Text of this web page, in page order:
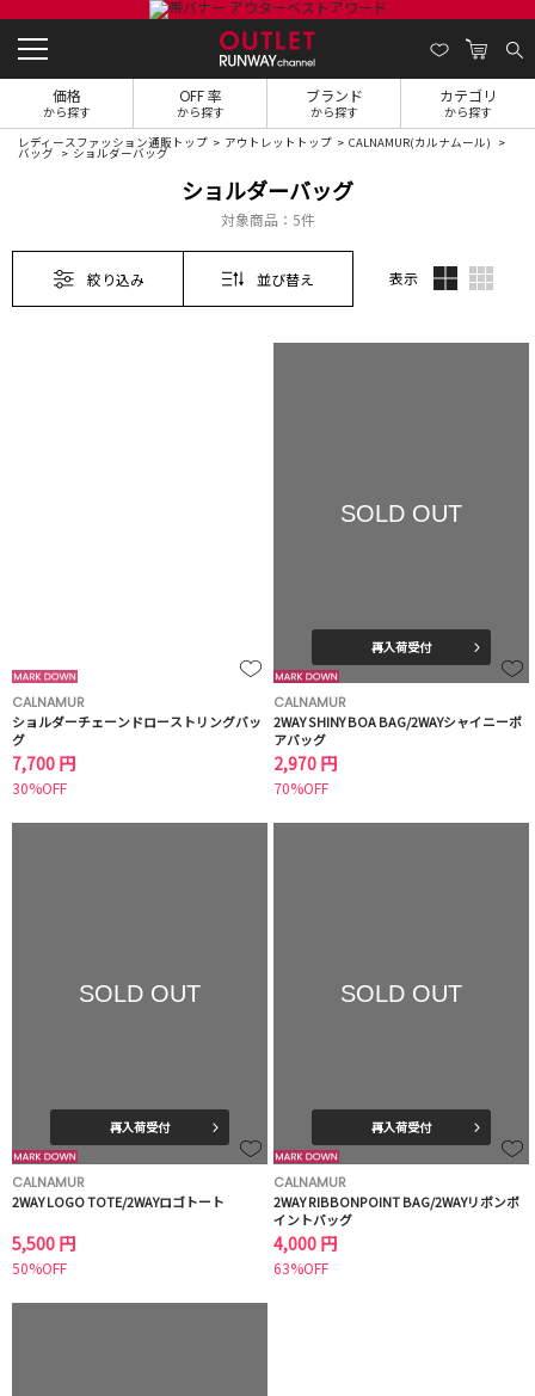
価格
から探す
OFF 率
から探す
ブランド
から探す
カテゴリ
から探す
レディースファッション通販トップ アウトレットトップ CALNAMUR(カルナムール)
バッグ ショルダーバッグ
ショルダーバッグ
対象商品： 5件
絞り込み 並び替え 表示
CALNAMUR
ショルダーチェーンドローストリングバッ
グ
7,700 円
30%OFF
SOLD OUT
再入荷受付
CALNAMUR
2WAY SHINY BOA BAG/2WAYシャイニーボ
アバッグ
2,970 円
70%OFF
SOLD OUT
再入荷受付
CALNAMUR
2WAY LOGO TOTE/2WAYロゴトート
5,500 円
50%OFF
SOLD OUT
再入荷受付
CALNAMUR
2WAY RIBBONPOINT BAG/2WAYリボンポ
イントバッグ
4,000 円
63%OFF